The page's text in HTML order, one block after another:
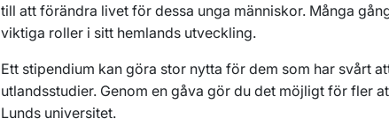
till att förändra livet för dessa unga människor. Många
viktiga roller i sitt hemlands utveckling.
Ett stipendium kan göra stor nytta för dem som har svårt
utlandsstudier. Genom en gåva gör du det möjligt för fler
Lunds universitet.